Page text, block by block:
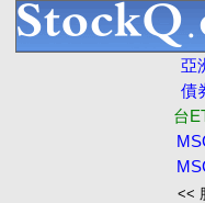
亞
債
台
<<